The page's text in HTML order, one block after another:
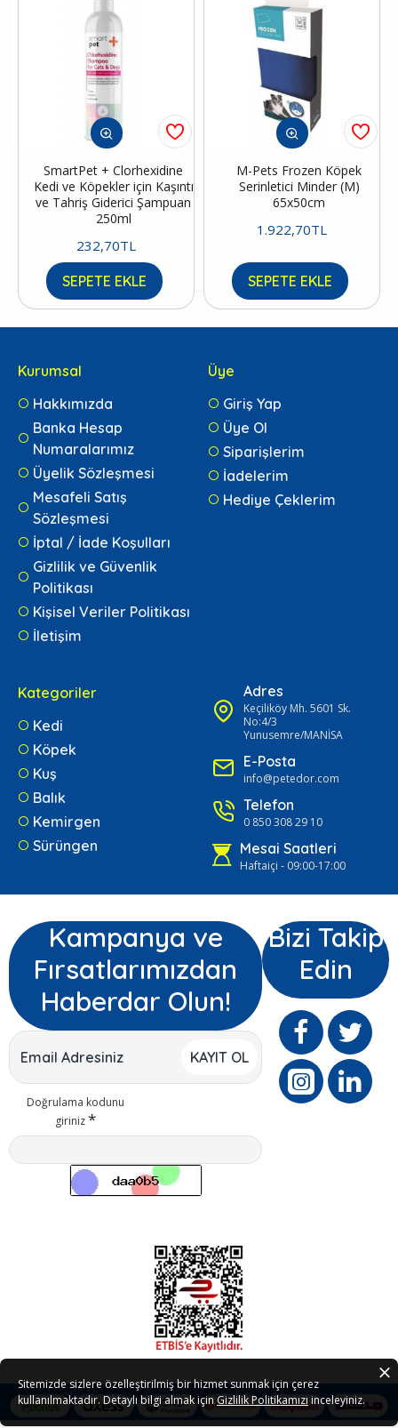
SmartPet + Clorhexidine
Kedi ve Köpekler için Kaşıntı
ve Tahriş Giderici Şampuan
250ml
232,70TL
SEPETE EKLE
M-Pets Frozen Köpek
Serinletici Minder (M)
65x50cm
1.922,70TL
SEPETE EKLE
Kurumsal
Hakkımızda
Banka Hesap
Numaralarımız
Üyelik Sözleşmesi
Mesafeli Satış
Sözleşmesi
İptal / İade Koşulları
Gizlilik ve Güvenlik
Politikası
Kişisel Veriler Politikası
İletişim
Üye
Giriş Yap
Üye Ol
Siparişlerim
İadelerim
Hediye Çeklerim
Kategoriler
Kedi
Köpek
Kuş
Balık
Kemirgen
Sürüngen
Adres
Keçiliköy Mh. 5601 Sk.
No:4/3
Yunusemre/MANİSA
E-Posta
info@petedor.com
Telefon
0 850 308 29 10
Mesai Saatleri
Haftaiçi - 09:00-17:00
Kampanya ve
Fırsatlarımızdan
Haberdar Olun!
KAYIT OL
Doğrulama kodunu
giriniz
Bizi Takip
Edin
Sitemizde sizlere özelleştirilmiş bir hizmet sunmak için çerez
kullanılmaktadır. Detaylı bilgi almak için Gizlilik Politikamızı inceleyiniz.